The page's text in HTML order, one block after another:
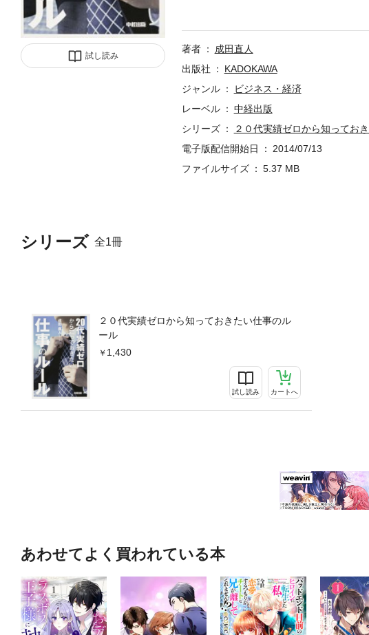
試し読み
シリーズ 全1冊
２０代実績ゼロから知っておきたい仕事のル
ール
1,430
試し読み カートへ
る日々が続いたそうです。 そんな成田氏
著者
成田直人
出版社
KADOKAWA
ジャンル
ビジネス・経済
レーベル
中経出版
シリーズ
２０代実績ゼロから知ってお
電子版配信開始日
2014/07/13
ファイルサイズ
5.37 MB
あわせてよく買われている本